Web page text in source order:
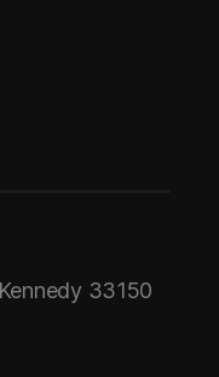
33150